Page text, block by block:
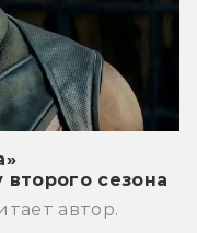
сезона
автор.